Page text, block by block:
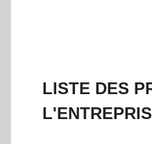
LISTE DES